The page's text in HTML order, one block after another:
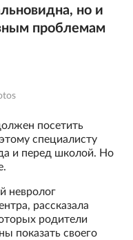
но и
проблемам
посетить
специалисту
и перед школой. Но
невролог
рассказала
родители
показать своего